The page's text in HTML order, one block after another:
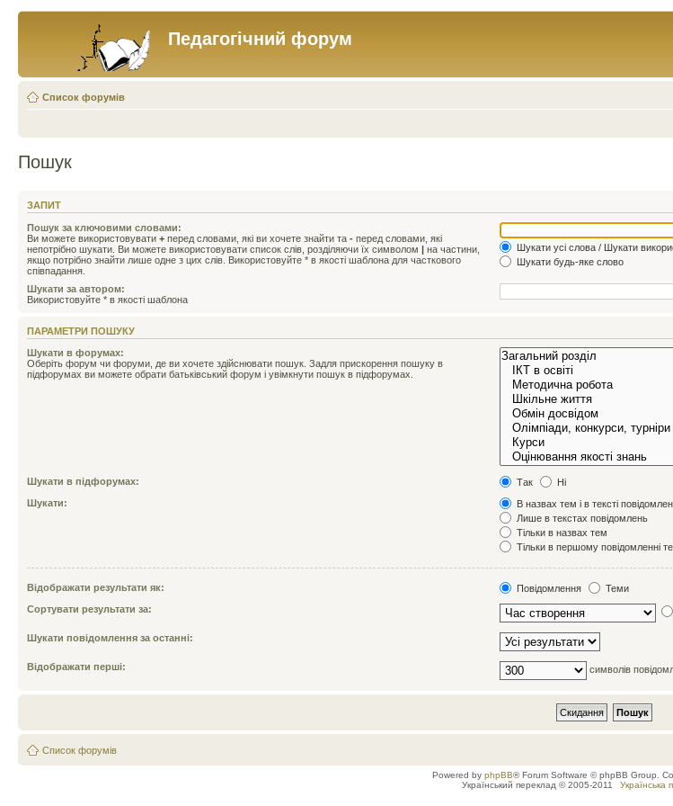
Педагогічний форум
Список форумів
Пошук
ЗАПИТ
Пошук за ключовими словами:
Ви можете використовувати + перед словами, які ви хочете знайти та - перед словами, які
непотрібно шукати. Ви можете використовувати список слів, розділяючи їх символом | на частини,
якщо потрібно знайти лише одне з цих слів. Використовуйте * в якості шаблона для часткового
співпадання.
Шукати усі слова / Шукати
Шукати будь-яке слово
Шукати за автором:
Використовуйте * в якості шаблона
ПАРАМЕТРИ ПОШУКУ
Шукати в форумах:
Оберіть форум чи форуми, де ви хочете здійснювати пошук. Задля прискорення пошуку в
підфорумах ви можете обрати батьківський форум і увімкнути пошук в підфорумах.
Шукати в підфорумах: Так
Ні
Шукати:
В назвах тем і в тексті
Лише в текстах повідомлень
Тільки в назвах тем
Тільки в першому повідомленні
Відображати результати як: Повідомлення
Теми
Сортувати результати за:
Шукати повідомлення за останні:
Відображати перші: символів
Список форумів
Powered by phpBB® Forum Software © phpBB Group.
Український переклад © 2005-2011
Українська